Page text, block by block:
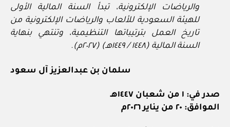
والرياضات الإلكترونية، تبدأ السنة المالية الأولى
للهيئة السعودية للألعاب والرياضات الإلكترونية من
تاريخ العمل بترتيباتها التنظيمية، وتنتهي بنهاية
السنة المالية (١٤٤٨ / ١٤٤٩هـ) (٢٠٢٧م).
سلمان بن عبدالعزيز آل سعود
صدر في: ١ من شعبان ١٤٤٧هـ
الموافق: ٢٠ من يناير ٢٠٢٦م